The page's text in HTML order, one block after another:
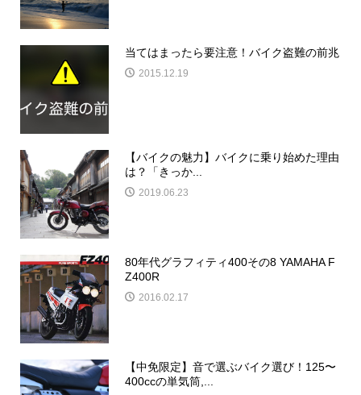
当てはまったら要注意！バイク盗難の前兆
2015.12.19
【バイクの魅力】バイクに乗り始めた理由
は？「きっか...
2019.06.23
80年代グラフィティ400その8 YAMAHA F
Z400R
2016.02.17
【中免限定】音で選ぶバイク選び！125〜
400ccの単気筒,...